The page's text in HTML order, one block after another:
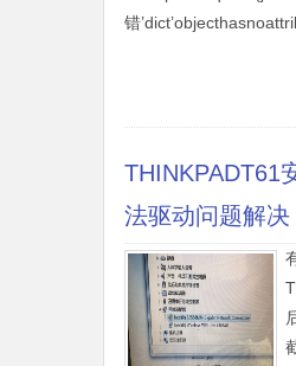
错
THINKPADT61
法驱动问题解决